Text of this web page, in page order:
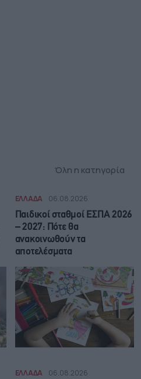
Όλη η κατηγορία
ΕΛΛΑΔΑ 06.08.2026
Παιδικοί σταθμοί ΕΣΠΑ 2026
– 2027: Πότε θα
ανακοινωθούν τα
αποτελέσματα
ΕΛΛΑΔΑ 06.08.2026